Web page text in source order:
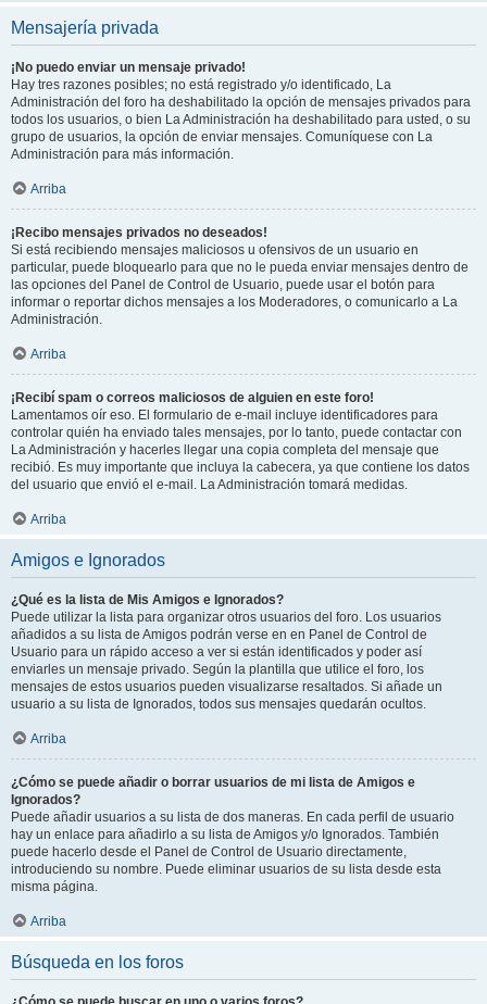
Mensajería privada
¡No puedo enviar un mensaje privado!
Hay tres razones posibles; no está registrado y/o identificado, La
Administración del foro ha deshabilitado la opción de mensajes privados para
todos los usuarios, o bien La Administración ha deshabilitado para usted, o su
grupo de usuarios, la opción de enviar mensajes. Comuníquese con La
Administración para más información.
Arriba
¡Recibo mensajes privados no deseados!
Si está recibiendo mensajes maliciosos u ofensivos de un usuario en
particular, puede bloquearlo para que no le pueda enviar mensajes dentro de
las opciones del Panel de Control de Usuario, puede usar el botón para
informar o reportar dichos mensajes a los Moderadores, o comunicarlo a La
Administración.
Arriba
¡Recibí spam o correos maliciosos de alguien en este foro!
Lamentamos oír eso. El formulario de e-mail incluye identificadores para
controlar quién ha enviado tales mensajes, por lo tanto, puede contactar con
La Administración y hacerles llegar una copia completa del mensaje que
recibió. Es muy importante que incluya la cabecera, ya que contiene los datos
del usuario que envió el e-mail. La Administración tomará medidas.
Arriba
Amigos e Ignorados
¿Qué es la lista de Mis Amigos e Ignorados?
Puede utilizar la lista para organizar otros usuarios del foro. Los usuarios
añadidos a su lista de Amigos podrán verse en en Panel de Control de
Usuario para un rápido acceso a ver si están identificados y poder así
enviarles un mensaje privado. Según la plantilla que utilice el foro, los
mensajes de estos usuarios pueden visualizarse resaltados. Si añade un
usuario a su lista de Ignorados, todos sus mensajes quedarán ocultos.
Arriba
¿Cómo se puede añadir o borrar usuarios de mi lista de Amigos e
Ignorados?
Puede añadir usuarios a su lista de dos maneras. En cada perfil de usuario
hay un enlace para añadirlo a su lista de Amigos y/o Ignorados. También
puede hacerlo desde el Panel de Control de Usuario directamente,
introduciendo su nombre. Puede eliminar usuarios de su lista desde esta
misma página.
Arriba
Búsqueda en los foros